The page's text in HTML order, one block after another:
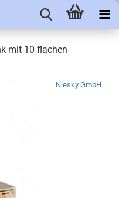
mit 10 flachen
Niesky GmbH